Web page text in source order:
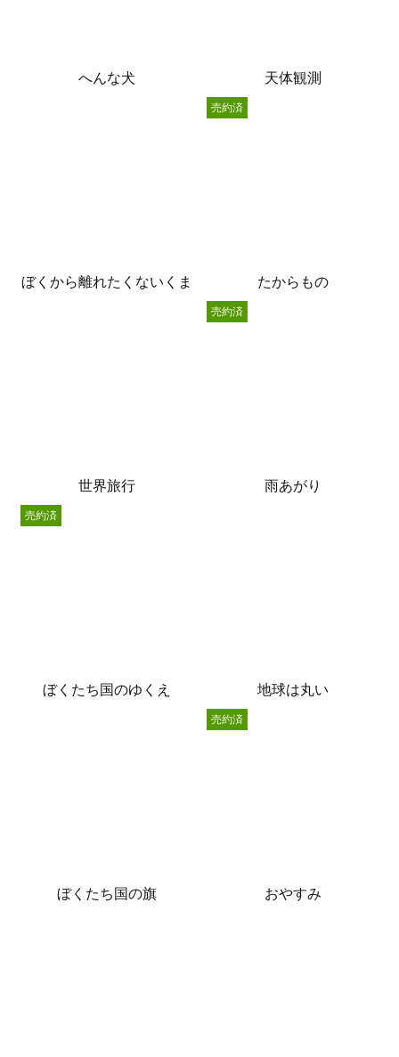
へんな犬 天体観測
ぼくから離れたくないくま たからもの
売約済
世界旅行 雨あがり
売約済
ぼくたち国のゆくえ
売約済
地球は丸い
ぼくたち国の旗 おやすみ
売約済